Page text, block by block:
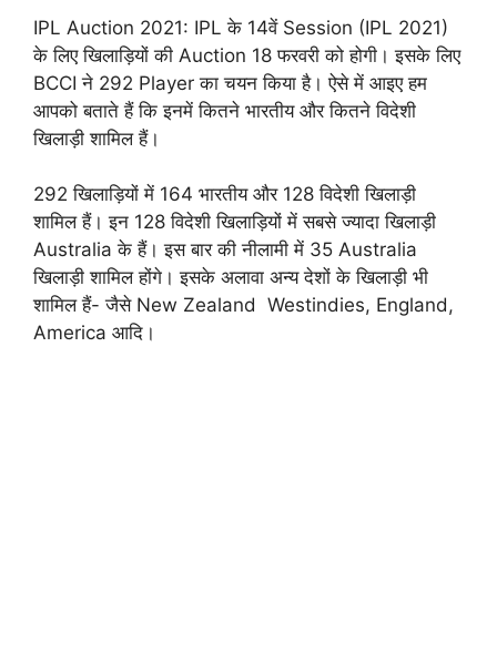
IPL Auction 2021: IPL के 14वें Session (IPL 2021)
के लिए खिलाड़ियों की Auction 18 फरवरी को होगी। इसके लिए
BCCI ने 292 Player का चयन किया है। ऐसे में आइए हम
आपको बताते हैं कि इनमें कितने भारतीय और कितने विदेशी
खिलाड़ी शामिल हैं।
292 खिलाड़ियों में 164 भारतीय और 128 विदेशी खिलाड़ी
शामिल हैं। इन 128 विदेशी खिलाड़ियों में सबसे ज्यादा खिलाड़ी
Australia के हैं। इस बार की नीलामी में 35 Australia
खिलाड़ी शामिल होंगे। इसके अलावा अन्य देशों के खिलाड़ी भी
शामिल हैं- जैसे New Zealand Westindies, England,
America आदि।